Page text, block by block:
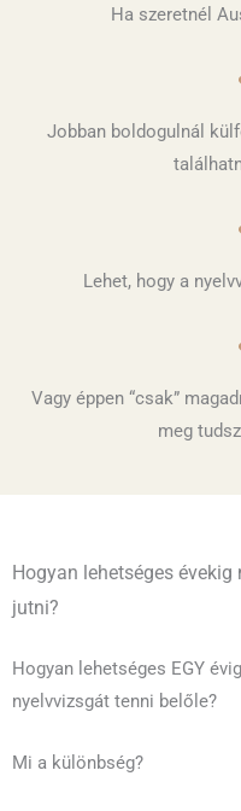
Ha szeretnél
Jobban boldogulnál
Lehet, hogy a
Vagy éppen “csak”
meg
Hogyan lehetséges évekig
jutni?
Hogyan lehetséges EGY
nyelvvizsgát tenni belőle?
Mi a különbség?